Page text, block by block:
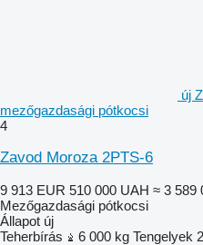
új
mezőgazdasági pótkocsi
4
Zavod Moroza 2PTS-6
9 913 EUR 510 000 UAH ≈ 3 589
Mezőgazdasági pótkocsi
Állapot új
Teherbírás
6 000 kg Tengelyek 2